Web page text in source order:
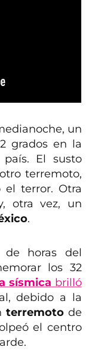
un
grados en la
El susto
terremoto,
el terror. Otra
otra vez, un
.
horas del
los 32
sísmica brilló
debido a la
terremoto de
el centro